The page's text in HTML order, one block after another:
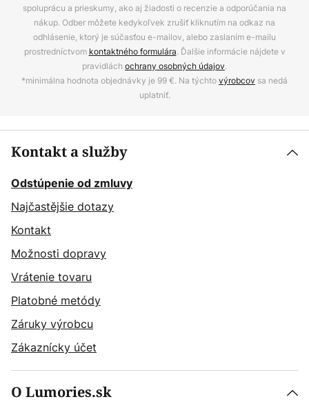
spoluprácu a prieskumy, ako aj žiadosti o recenzie a odporúčania na
nákup. Odber môžete kedykoľvek zrušiť kliknutím na odkaz na
odhlásenie, ktorý je súčasťou e-mailov, alebo zaslaním e-mailu
prostredníctvom kontaktného formulára. Ďalšie informácie nájdete v
pravidlách ochrany osobných údajov.
*minimálna hodnota objednávky je 99 €. Na týchtovýrobcov sa nedá
uplatniť.
Kontakt a služby
Odstúpenie od zmluvy
Najčastějšie dotazy
Kontakt
Možnosti dopravy
Vrátenie tovaru
Platobné metódy
Záruky výrobcu
Zákaznícky účet
O Lumories.sk